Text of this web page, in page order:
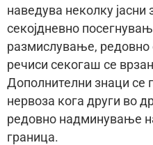
наведува неколку
секојдневно
размислување,
речиси секогаш се
Дополнителни знаци се
нервоза кога други во
редовно надминување
граница.